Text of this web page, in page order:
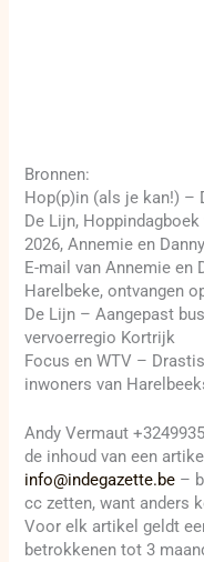
Bronnen:
Hop(p)in (als je kan!) –
De Lijn,
2026, Annemie en
E-mail van Annemie en
Harelbeke, ontvangen
De Lijn – Aangepast
vervoerregio Kortrijk
Focus en WTV –
inwoners van
Andy Vermaut
de inhoud van een
info@indegazette.be –
cc zetten, want anders
Voor elk artikel geldt
betrokkenen tot 3